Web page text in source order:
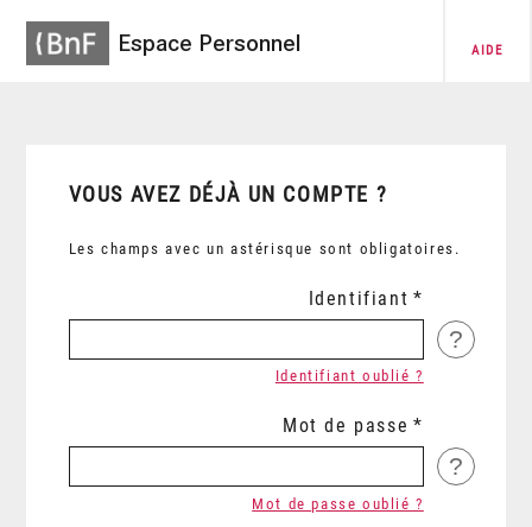
Espace Personnel AIDE
VOUS AVEZ DÉJÀ UN COMPTE ?
Les champs avec un astérisque sont obligatoires.
Identifiant
?
Identifiant oublié ?
Mot de passe
?
Mot de passe oublié ?